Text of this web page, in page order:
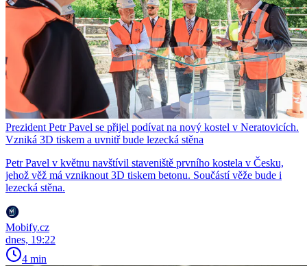
Prezident Petr Pavel se přijel podívat na nový kostel v Neratovicích.
Vzniká 3D tiskem a uvnitř bude lezecká stěna
Petr Pavel v květnu navštívil staveniště prvního kostela v Česku,
jehož věž má vzniknout 3D tiskem betonu. Součástí věže bude i
lezecká stěna.
Mobify.cz
dnes, 19:22
4 min